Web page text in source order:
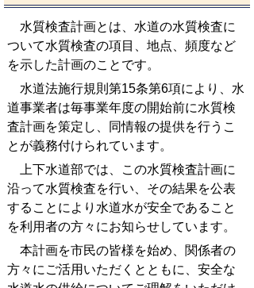
水質検査計画とは、水道の水質検査に
ついて水質検査の項目、地点、頻度など
を示した計画のことです。
水道法施行規則第15条第6項により、水
道事業者は毎事業年度の開始前に水質検
査計画を策定し、同情報の提供を行うこ
とが義務付けられています。
上下水道部では、この水質検査計画に
沿って水質検査を行い、その結果を公表
することにより水道水が安全であること
を利用者の方々にお知らせしています。
本計画を市民の皆様を始め、関係者の
方々にご活用いただくとともに、安全な